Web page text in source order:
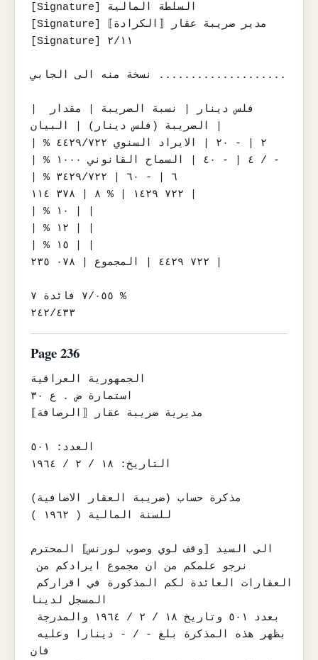
[Signature] السلطة المالية
[Signature] مدير ضريبة عقار ⟦الكرادة⟧
[Signature] ٢/١١
نسخة منه الى الجابي ....................
الضريبة (فلس دينار) | البيان |
| % ٢ | - ٢٠ | الايراد السنوي ٤٤٢٩/٧٢٢
| % ٤ | - ٤٠ | السماح القانوني ١٠٠٠ / -
| % ٦ | - ٦٠ | ٣٤٢٩/٧٢٢
٧٢٢ ١٤٢٩ | % ٨ | ٣٧٨ ١١٤ |
| % ١٠ | |
| % ١٢ | |
| % ١٥ | |
٧٢٢ ٤٤٢٩ | المجموع | ٠٧٨ ٢٣٥ |
٧/٠٥٥ فائدة ٧ %
٢٤٢/٤٣٣
Page 236
الجمهورية العراقية
استمارة ض . ع ٣٠
مديرية ضريبة عقار ⟦الرصافة⟧
العدد: ٥٠١
التاريخ: ١٨ / ٢ / ١٩٦٤
مذكرة حساب (ضريبة العقار الاضافية)
للسنة المالية ( ١٩٦٢ )
الى السيد ⟦وقف لوي وصوب لورنس⟧ المحترم
نرجو علمكم من ان مجموع ايرادكم من
العقارات العائدة لكم المذكورة في اقراركم
المسجل لدينا
فان